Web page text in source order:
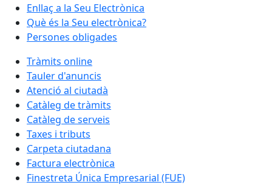
Enllaç a la Seu Electrònica
Què és la Seu electrònica?
Persones obligades
Tràmits online
Tauler d'anuncis
Atenció al ciutadà
Catàleg de tràmits
Catàleg de serveis
Taxes i tributs
Carpeta ciutadana
Factura electrònica
Finestreta Única Empresarial (FUE)